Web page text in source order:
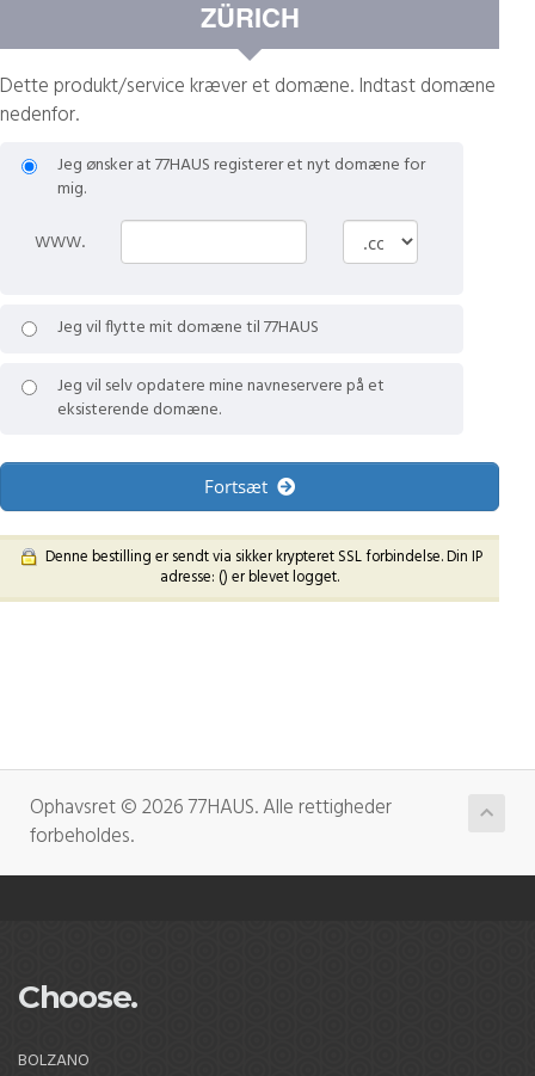
ZÜRICH
Dette produkt/service kræver et domæne. Indtast domæne
nedenfor.
Jeg ønsker at 77HAUS registerer et nyt domæne for
mig.
www.
Jeg vil flytte mit domæne til 77HAUS
Jeg vil selv opdatere mine navneservere på et
eksisterende domæne.
Fortsæt
Denne bestilling er sendt via sikker krypteret SSL forbindelse. Din IP
adresse: () er blevet logget.
Ophavsret © 2026 77HAUS. Alle rettigheder
forbeholdes.
Choose.
BOLZANO